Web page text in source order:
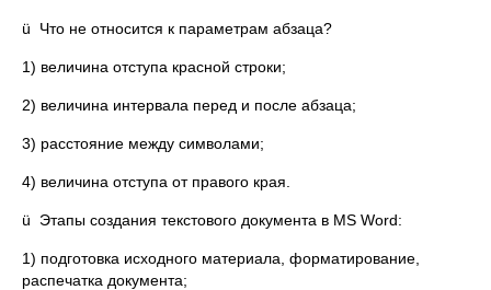
ü Что не относится к параметрам абзаца?
1) величина отступа красной строки;
2) величина интервала перед и после абзаца;
3) расстояние между символами;
4) величина отступа от правого края.
ü Этапы создания текстового документа в MS Word:
1) подготовка исходного материала, форматирование,
распечатка документа;